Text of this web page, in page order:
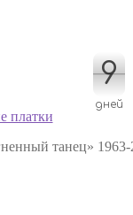
9
9
дней
танец» 1963-